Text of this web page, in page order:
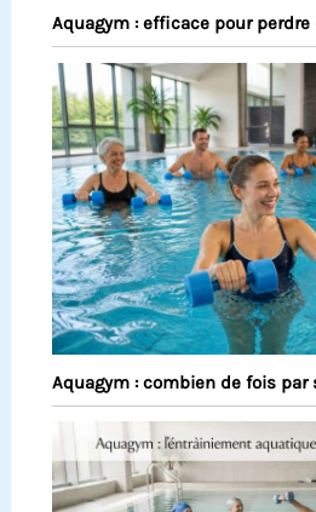
Aquagym : efficace pour perdre
Aquagym : combien de fois par